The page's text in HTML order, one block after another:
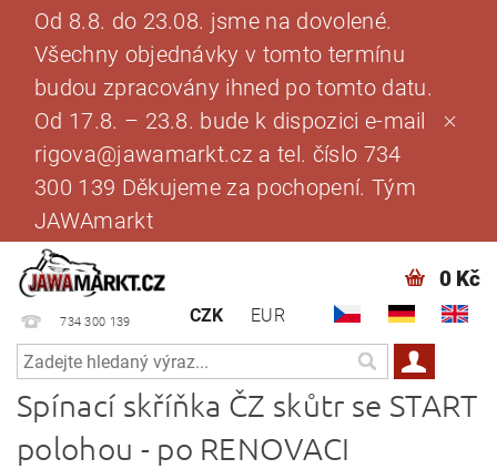
Od 8.8. do 23.08. jsme na dovolené.
Všechny objednávky v tomto termínu
budou zpracovány ihned po tomto datu.
Od 17.8. – 23.8. bude k dispozici e-mail
rigova@jawamarkt.cz a tel. číslo 734
300 139 Děkujeme za pochopení. Tým
JAWAmarkt
734 300 139 CZK EUR
0 Kč
Spínací skříňka ČZ skůtr se START
polohou - po RENOVACI